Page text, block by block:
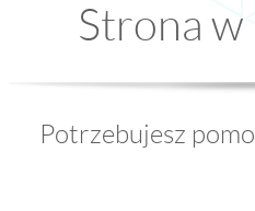
Strona
Potrzebujesz